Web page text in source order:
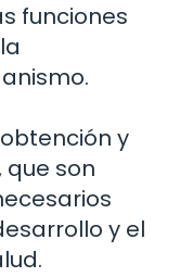
funciones
y
que son
y el